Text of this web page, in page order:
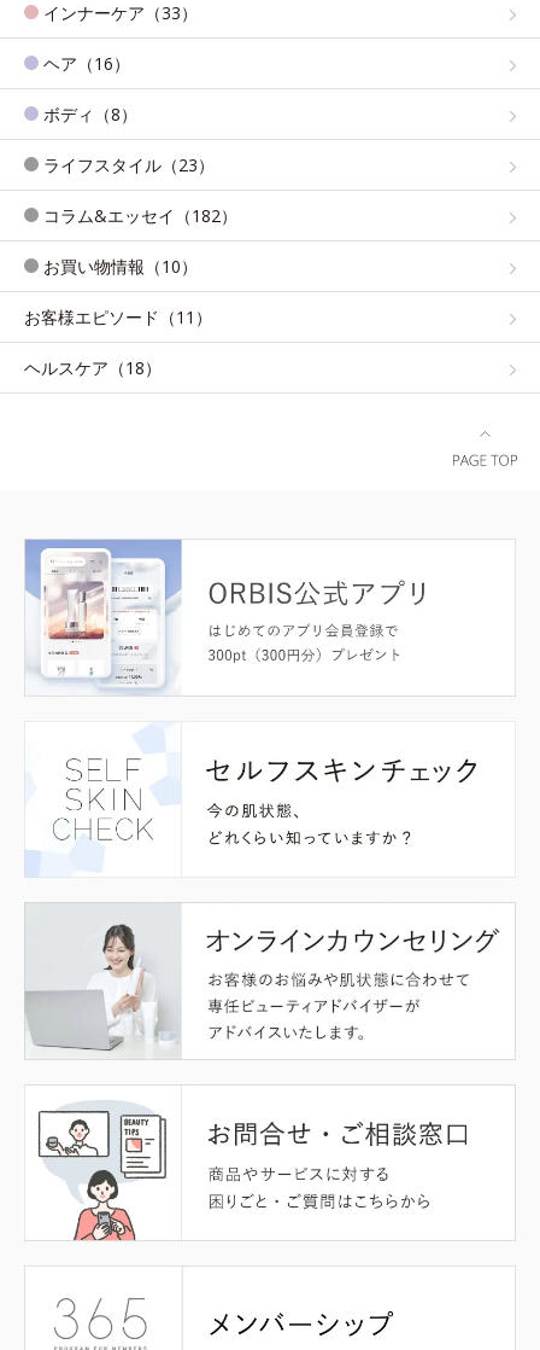
インナーケア（33）
ヘア（16）
ボディ（8）
ライフスタイル（23）
コラム&エッセイ（182）
お買い物情報（10）
お客様エピソード（11）
ヘルスケア（18）